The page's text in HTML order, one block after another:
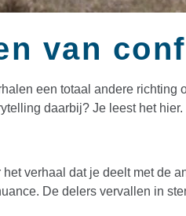
van
een totaal andere richting
daarbij? Je leest het hier.
verhaal dat je deelt met de
De delers vervallen in